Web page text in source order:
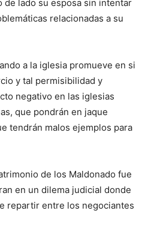
de lado su esposa sin intentar
relacionadas a su
a la iglesia promueve en si
y tal permisibilidad y
negativo en las iglesias
que pondrán en jaque
tendrán malos ejemplos para
de los Maldonado fue
en un dilema judicial donde
repartir entre los negociantes